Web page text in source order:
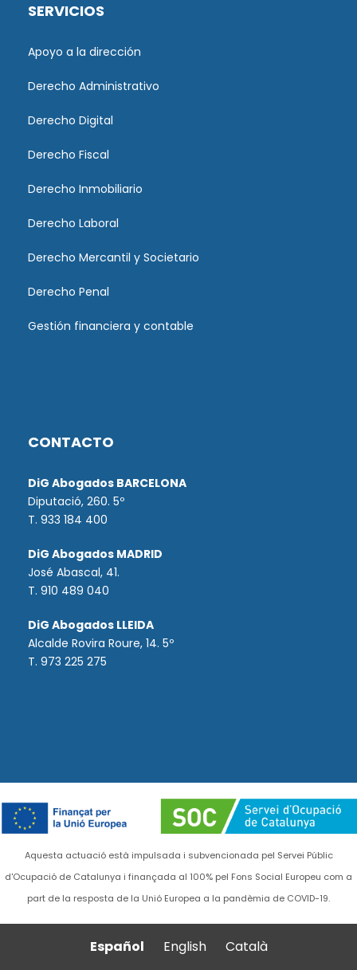
SERVICIOS
Apoyo a la dirección
Derecho Administrativo
Derecho Digital
Derecho Fiscal
Derecho Inmobiliario
Derecho Laboral
Derecho Mercantil y Societario
Derecho Penal
Gestión financiera y contable
CONTACTO
DiG Abogados BARCELONA
Diputació, 260. 5º
T. 933 184 400
DiG Abogados MADRID
José Abascal, 41.
T. 910 489 040
DiG Abogados LLEIDA
Alcalde Rovira Roure, 14. 5º
T. 973 225 275
Aquesta actuació està impulsada i subvencionada pel Servei Públic
d'Ocupació de Catalunya i finançada al 100% pel Fons Social Europeu com a
part de la resposta de la Unió Europea a la pandèmia de COVID-19.
Español English Català